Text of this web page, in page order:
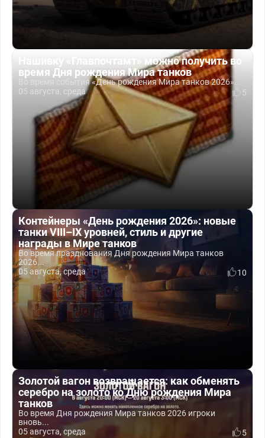
Нашивку «Главпочтамт» можно получить во
время Дня рождения Мира танков
Во время события «День рождения Мира танков 2026»...
05 августа, среда
5
Контейнеры «День рождения 2026»: новые
танки VIII–IX уровней, стиль и другие
награды в Мире танков
Во время празднования Дня рождения Мира танков
2026...
05 августа, среда
10
Золотой вагон возвращается: как обменять
серебро на золото ко Дню рождения Мира
танков
Во время Дня рождения Мира танков 2026 игроки
вновь...
05 августа, среда
5